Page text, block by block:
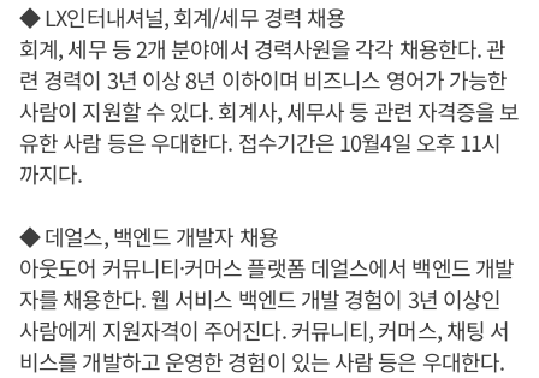
◆ LX인터내셔널, 회계/세무 경력 채용
회계, 세무 등 2개 분야에서 경력사원을 각각 채용한다. 관
련 경력이 3년 이상 8년 이하이며 비즈니스 영어가 가능한
사람이 지원할 수 있다. 회계사, 세무사 등 관련 자격증을 보
유한 사람 등은 우대한다. 접수기간은 10월4일 오후 11시
까지다.
◆ 데얼스, 백엔드 개발자 채용
아웃도어 커뮤니티·커머스 플랫폼 데얼스에서 백엔드 개발
자를 채용한다. 웹 서비스 백엔드 개발 경험이 3년 이상인
사람에게 지원자격이 주어진다. 커뮤니티, 커머스, 채팅 서
비스를 개발하고 운영한 경험이 있는 사람 등은 우대한다.